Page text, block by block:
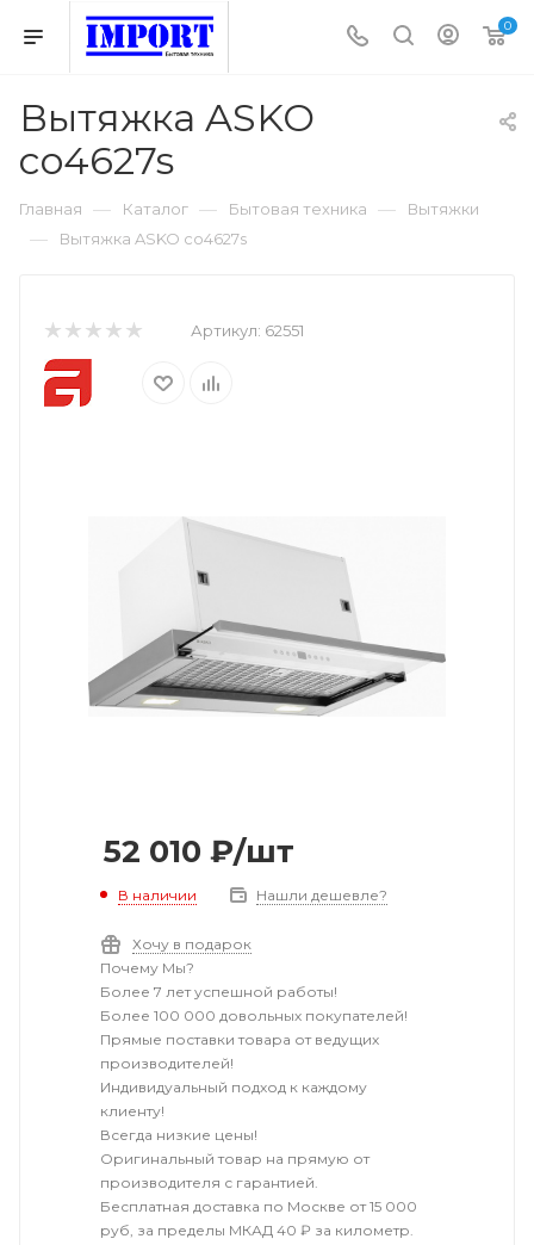
0
Вытяжка ASKO
co4627s
Главная — Каталог — Бытовая техника — Вытяжки
— Вытяжка ASKO co4627s
Артикул: 62551
52 010 ₽/шт
В наличии Нашли дешевле?
Хочу в подарок
Почему Мы?
Более 7 лет успешной работы!
Более 100 000 довольных покупателей!
Прямые поставки товара от ведущих
производителей!
Индивидуальный подход к каждому
клиенту!
Всегда низкие цены!
Оригинальный товар на прямую от
производителя с гарантией.
Бесплатная доставка по Москве от 15 000
руб, за пределы МКАД 40 ₽ за километр.